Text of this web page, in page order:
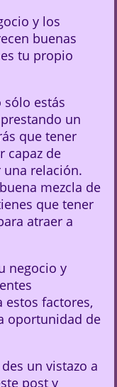
y los
buenas
tu propio
sólo estás
un
que tener
capaz de
relación.
mezcla de
que tener
atraer a
negocio y
estos factores,
oportunidad de
un vistazo a
post y